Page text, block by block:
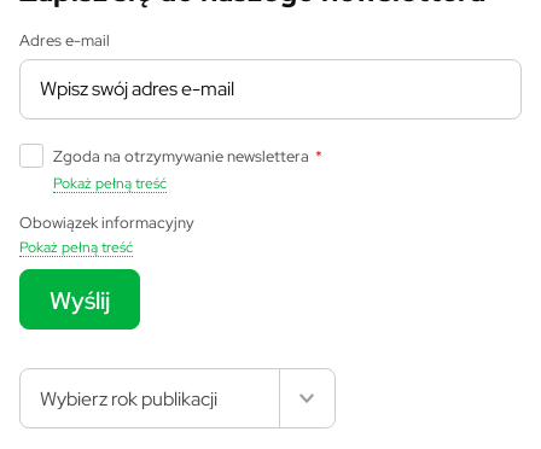
Adres e-mail
Zgoda na otrzymywanie newslettera *
Pokaż pełną treść
Obowiązek informacyjny
Pokaż pełną treść
Wyślij
Wybierz rok publikacji